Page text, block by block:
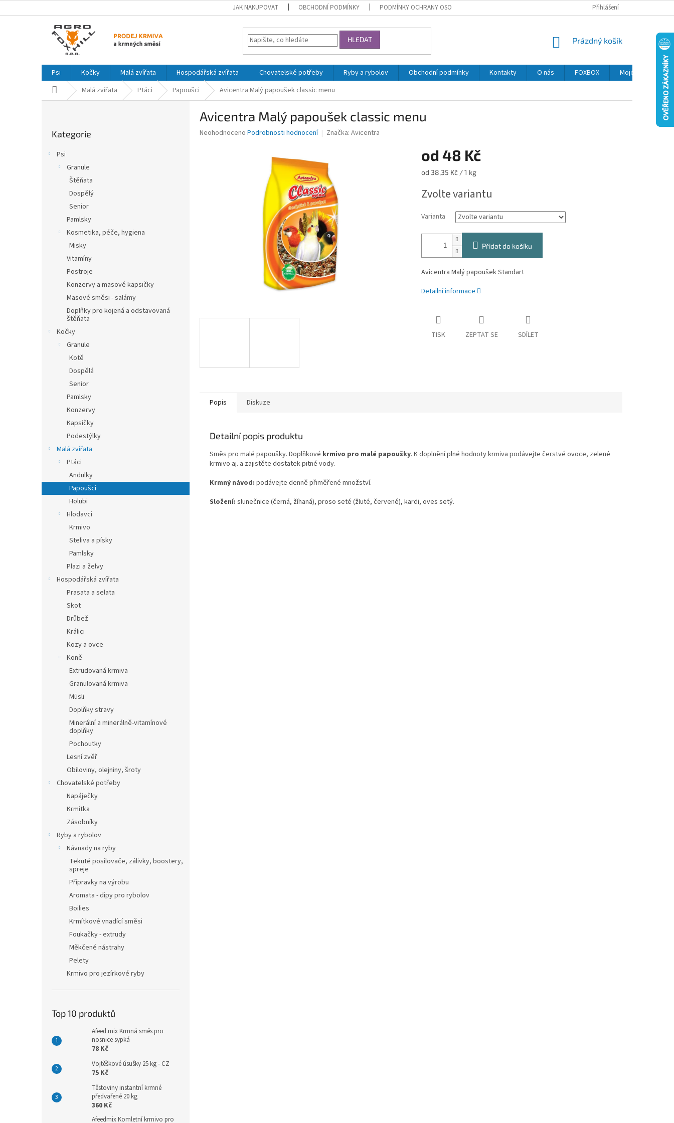
na
JAK NAKUPOVAT OBCHODNÍ PODMÍNKY PODMÍNKY OCHRANY OSOBNÍCH ÚDAJŮ Přihlášení
HLEDAT
NÁKUPNÍ
Prázdný košík
Psi Kočky Malá zvířata Hospodářská zvířata Chovatelské potřeby Ryby a rybolov Obchodní podmínky Kontakty O nás FOXBOX
Moje objednávka
Domů Malá zvířata Ptáci Papoušci Avicentra Malý papoušek classic menu
kategorie
Kategorie
Psi
Granule
Štěňata
Dospělý
Senior
Pamlsky
Kosmetika, péče, hygiena
Misky
Vitamíny
Postroje
Konzervy a masové kapsičky
Masové směsi - salámy
Doplňky pro kojená a odstavovaná
štěňata
Kočky
Granule
Kotě
Dospělá
Senior
Pamlsky
Konzervy
Kapsičky
Podestýlky
Malá zvířata
Ptáci
Andulky
Papoušci
Holubi
Hlodavci
Krmivo
Steliva a písky
Pamlsky
Plazi a želvy
Hospodářská zvířata
Prasata a selata
Skot
Drůbež
Králici
Kozy a ovce
Koně
Extrudovaná krmiva
Granulovaná krmiva
Müsli
Doplňky stravy
Minerální a minerálně-vitamínové
doplňky
Pochoutky
Lesní zvěř
Obiloviny, olejniny, šroty
Chovatelské potřeby
Napáječky
Krmítka
Zásobníky
Ryby a rybolov
Návnady na ryby
Tekuté posilovače, zálivky, boostery,
spreje
Přípravky na výrobu
Aromata - dipy pro rybolov
Boilies
Krmítkové vnadící směsi
Foukačky - extrudy
Měkčené nástrahy
Pelety
Krmivo pro jezírkové ryby
Top 10 produktů
Afeed.mix Krmná směs pro
nosnice sypká
78 Kč
Vojtěškové úsušky 25 kg - CZ
75 Kč
Těstoviny instantní krmné
předvařené 20 kg
360 Kč
Afeedmix Komletní krmivo pro
Avicentra Malý papoušek classic menu
Průměrné
Neohodnoceno Podrobnosti hodnocení Značka: Avicentra
od 48 Kč
Měrná
od 38,35 Kč / 1 kg
Zvolte variantu
Varianta
Přidat do košíku
Avicentra Malý papoušek Standart
Detailní informace
TISK ZEPTAT SE SDÍLET
Popis Diskuze
Detailní popis produktu
Směs pro malé papoušky. Doplňkové krmivo pro malé papoušky. K doplnění plné hodnoty krmiva podávejte čerstvé ovoce, zelené
krmivo aj. a zajistěte dostatek pitné vody.
Krmný návod: podávejte denně přiměřené množství.
Složení: slunečnice (černá, žíhaná), proso seté (žluté, červené), kardi, oves setý.